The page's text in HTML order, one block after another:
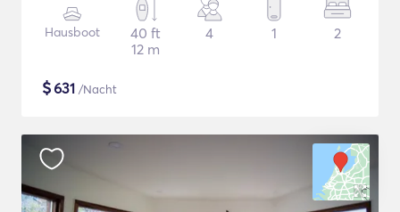
Hausboot
40 ft
12 m
4 1 2
$631 /Nacht